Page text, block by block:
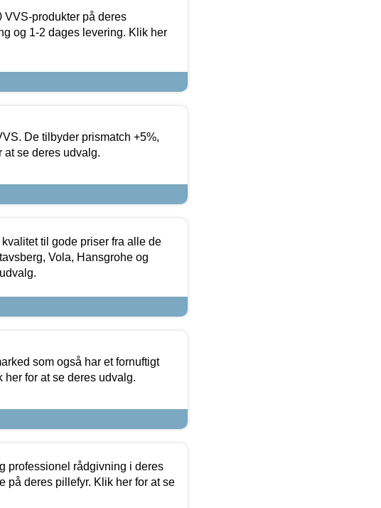
VVS-produkter på deres
og 1-2 dages levering. Klik her
De tilbyder prismatch +5%,
at se deres udvalg.
til gode priser fra alle de
Vola, Hansgrohe og
som også har et fornuftigt
for at se deres udvalg.
professionel rådgivning i deres
på deres pillefyr. Klik her for at se